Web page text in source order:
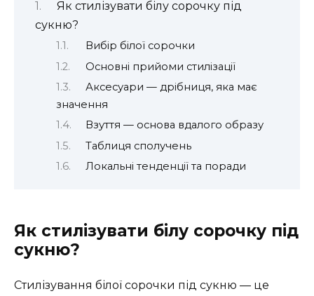
Як стилізувати білу сорочку під
сукню?
Вибір білої сорочки
Основні прийоми стилізації
Аксесуари — дрібниця, яка має
значення
Взуття — основа вдалого образу
Таблиця сполучень
Локальні тенденції та поради
Як стилізувати білу сорочку під
сукню?
Стилізування білої сорочки під сукню — це